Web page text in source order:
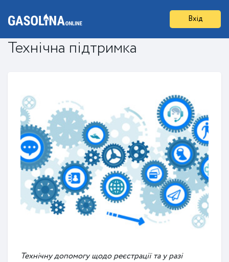
Вхід
Технічна підтримка
Технічну допомогу щодо реєстрації та у разі